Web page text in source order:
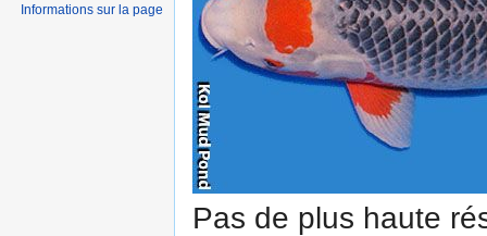
Pas de plus haute
Informations sur la page